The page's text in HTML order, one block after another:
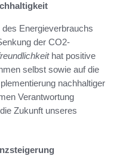
Energieverbrauchs
der CO2-
hat positive
selbst sowie auf die
nachhaltiger
Verantwortung
Zukunft unseres